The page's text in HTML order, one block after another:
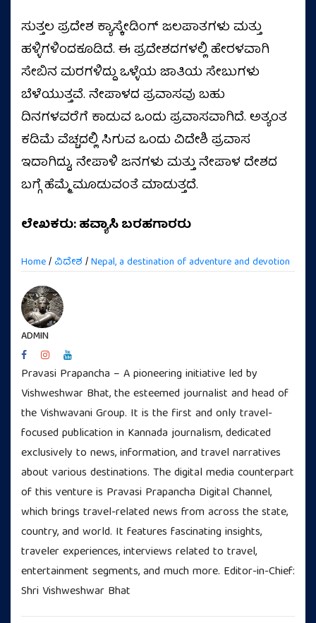
ಸುತ್ತಲ ಪ್ರದೇಶ ಕ್ಯಾಸ್ಕೇಡಿಂಗ್ ಜಲಪಾತಗಳು ಮತ್ತು
ಹಳ್ಳಿಗಳಿಂದಕೂಡಿದೆ. ಈ ಪ್ರದೇಶದಗಳಲ್ಲಿ ಹೇರಳವಾಗಿ
ಸೇಬಿನ ಮರಗಳಿದ್ದು ಒಳ್ಳೆಯ ಜಾತಿಯ ಸೇಬುಗಳು
ಬೆಳೆಯುತ್ತವೆ. ನೇಪಾಳದ ಪ್ರವಾಸವು ಬಹು
ದಿನಗಳವರೆಗೆ ಕಾಡುವ ಒಂದು ಪ್ರವಾಸವಾಗಿದೆ. ಅತ್ಯಂತ
ಕಡಿಮೆ ವೆಚ್ಚದಲ್ಲಿ ಸಿಗುವ ಒಂದು ವಿದೇಶಿ ಪ್ರವಾಸ
ಇದಾಗಿದ್ದು, ನೇಪಾಳಿ ಜನಗಳು ಮತ್ತು ನೇಪಾಳ ದೇಶದ
ಬಗ್ಗೆ ಹೆಮ್ಮೆ ಮೂಡುವಂತೆ ಮಾಡುತ್ತದೆ.
ಲೇಖಕರು: ಹವ್ಯಾಸಿ ಬರಹಗಾರರು
Home/ ವಿದೇಶ /Nepal, a destination of adventure and devotion
ADMIN
Pravasi Prapancha – A pioneering initiative led by
Vishweshwar Bhat, the esteemed journalist and head of
the Vishwavani Group. It is the first and only travel-
focused publication in Kannada journalism, dedicated
exclusively to news, information, and travel narratives
about various destinations. The digital media counterpart
of this venture is Pravasi Prapancha Digital Channel,
which brings travel-related news from across the state,
country, and world. It features fascinating insights,
traveler experiences, interviews related to travel,
entertainment segments, and much more. Editor-in-Chief:
Shri Vishweshwar Bhat